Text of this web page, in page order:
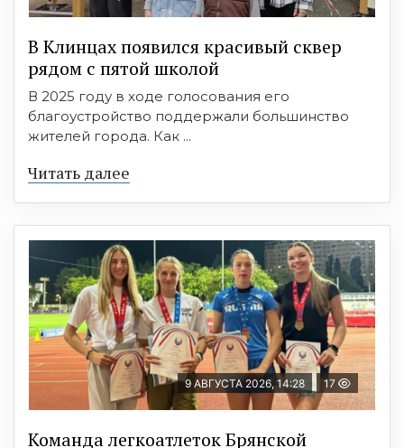
В Клинцах появился красивый сквер
рядом с пятой школой
В 2025 году в ходе голосования его
благоустройство поддержали большинство
жителей города. Как ...
Читать далее
9 АВГУСТА 2026, 14:28 17
Команда легкоатлеток Брянской